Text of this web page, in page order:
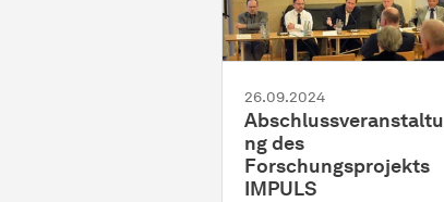
26.09.2024
Abschlussveranstaltu
ng des
Forschungsprojekts
IMPULS